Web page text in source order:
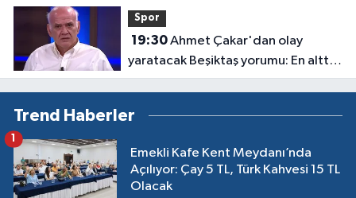
Spor
19:30Ahmet Çakar'dan olay
yaratacak Beşiktaş yorumu: En altta
olurlar
Trend Haberler
Emekli Kafe Kent Meydanı’nda
Açılıyor: Çay 5 TL, Türk Kahvesi 15 TL
Olacak
1